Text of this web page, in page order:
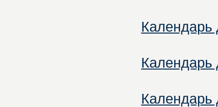
Календарь
Календарь
Календарь